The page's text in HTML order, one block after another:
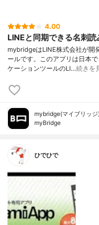
4.00
LINEと同期できる名刺読
mybridgeはLINE株式会社が開
ールです。このアプリは日本
ケーションツールのLI…続きを
mybridge(マイブリッジ)
myBridge
ひでひで